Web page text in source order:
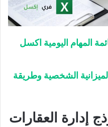
المهام اليومية اكسل
الشخصية وطريقة
إدارة العقارات